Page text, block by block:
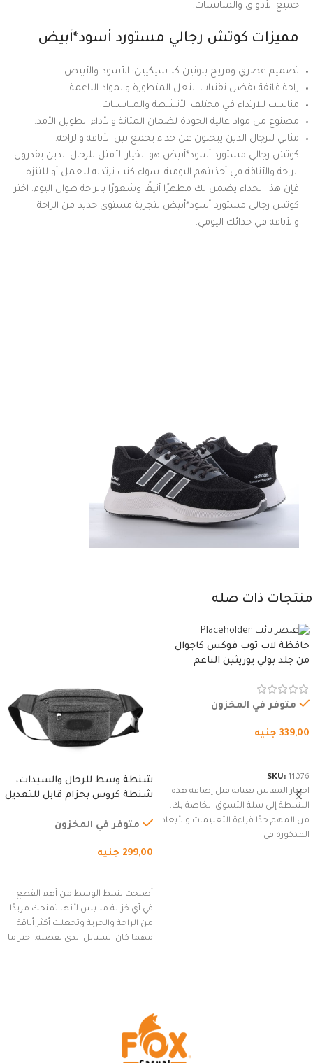
جميع الأذواق والمناسبات.
مميزات كوتش رجالي مستورد أسود*أبيض
تصميم عصري ومريح بلونين كلاسيكيين: الأسود والأبيض.
راحة فائقة بفضل تقنيات النعل المتطورة والمواد الناعمة.
مناسب للارتداء في مختلف الأنشطة والمناسبات.
مصنوع من مواد عالية الجودة لضمان المتانة والأداء الطويل الأمد.
مثالي للرجال الذين يبحثون عن حذاء يجمع بين الأناقة والراحة.
كوتش رجالي مستورد أسود*أبيض هو الخيار الأمثل للرجال الذين يقدرون
الراحة والأناقة في أحذيتهم اليومية. سواء كنت ترتديه للعمل أو للتنزه،
فإن هذا الحذاء يضمن لك مظهرًا أنيقًا وشعورًا بالراحة طوال اليوم. اختر
كوتش رجالي مستورد أسود*أبيض لتجربة مستوى جديد من الراحة
والأناقة في حذائك اليومي.
منتجات ذات صله
حافظة لاب توب فوكس كاجوال
من جلد بولي يوريثين الناعم
وسوستة.
متوفر في المخزون
339,00 جنيه
SKU: 11076
اختيار المقاس بعناية قبل إضافة هذه
الشنطة إلى سلة التسوق الخاصة بك،
من المهم جدًا قراءة التعليمات والأبعاد
المذكورة في
شنطة وسط للرجال والسيدات،
شنطة كروس بحزام قابل للتعديل
السفر، الجري العادي، المشي
(رمادي)
متوفر في المخزون
299,00 جنيه
أصبحت شنط الوسط من أهم القطع
في أي خزانة ملابس لأنها تمنحك مزيدًا
من الراحة والحرية وتجعلك أكثر أناقة
مهما كان الستايل الذي تفضله. اختر ما